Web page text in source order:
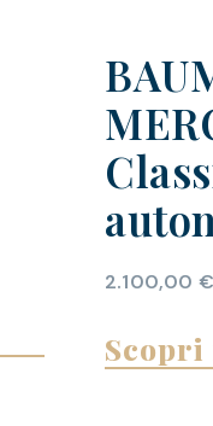
2.100,00 €